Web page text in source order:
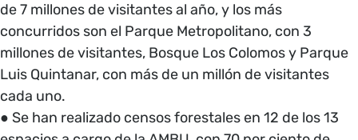
de 7 millones de visitantes al año, y los más
concurridos son el Parque Metropolitano, con 3
millones de visitantes, Bosque Los Colomos y Parque
Luis Quintanar, con más de un millón de visitantes
cada uno.
● Se han realizado censos forestales en 12 de los 13